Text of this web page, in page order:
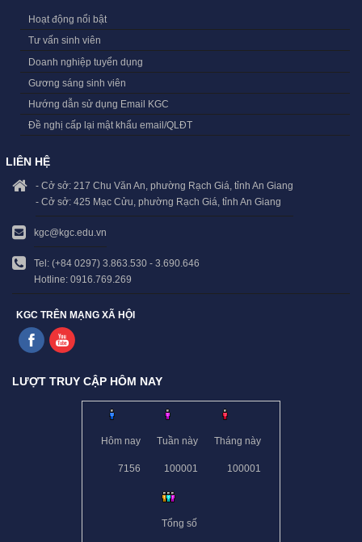
Hoạt động nổi bật
Tư vấn sinh viên
Doanh nghiệp tuyển dụng
Gương sáng sinh viên
Hướng dẫn sử dụng Email KGC
Đề nghị cấp lại mật khẩu email/QLĐT
LIÊN HỆ
- Cở sở: 217 Chu Văn An, phường Rạch Giá, tỉnh An Giang
- Cở sở: 425 Mạc Cửu, phường Rạch Giá, tỉnh An Giang
kgc@kgc.edu.vn
Tel: (+84 0297) 3.863.530 - 3.690.646
Hotline: 0916.769.269
KGC TRÊN MẠNG XÃ HỘI
LƯỢT TRUY CẬP HÔM NAY
Hôm nay
7156
Tuần này
100001
Tháng này
100001
Tổng số